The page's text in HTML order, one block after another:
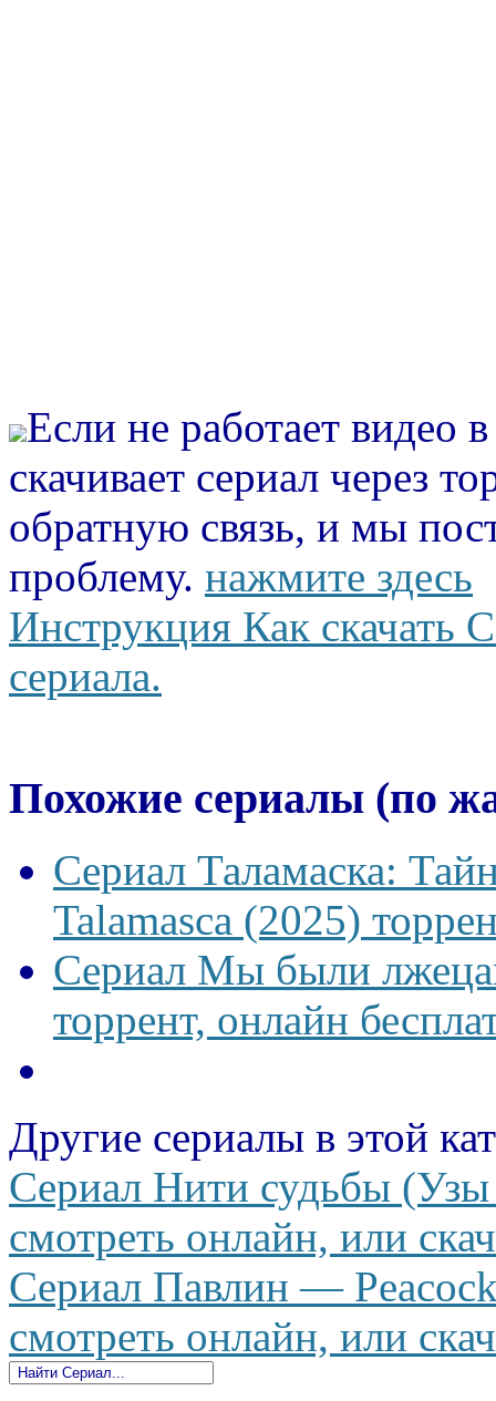
Если не работает видео
скачивает сериал через
обратную связь, и мы
проблему. нажмите здесь
Инструкция Как скачать
сериала.
Похожие сериалы (по
Сериал Таламаска:
Talamasca (2025)
Сериал Мы были
торрент, онлайн
Другие сериалы в этой
Сериал Нити судьбы
смотреть онлайн, или
Сериал Павлин —
смотреть онлайн, или